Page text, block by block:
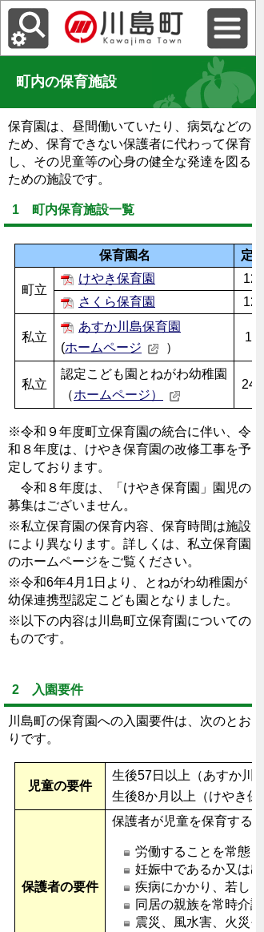
町内の保育施設
保育園は、昼間働いていたり、病気などの
ため、保育できない保護者に代わって保育
し、その児童等の心身の健全な発達を図る
ための施設です。
1 町内保育施設一覧
保育園名 定員
町立
けやき保育園
120
さくら保育園
125
私立
あすか川島保育園
(ホームページ ）
12
私立
認定こども園とねがわ幼稚園
（ホームページ）
240
※令和９年度町立保育園の統合に伴い、令
和８年度は、けやき保育園の改修工事を予
定しております。
令和８年度は、「けやき保育園」園児の
募集はございません。
※私立保育園の保育内容、保育時間は施設
により異なります。詳しくは、私立保育園
のホームページをご覧ください。
※令和6年4月1日より、とねがわ幼稚園が
幼保連携型認定こども園となりました。
※以下の内容は川島町立保育園についての
ものです。
2 入園要件
川島町の保育園への入園要件は、次のとお
りです。
児童の要件
生後57日以上（あすか川
生後8か月以上（けやき
保護者の要件
保護者が児童を保育する
労働することを常態と
妊娠中であるか又は
疾病にかかり、若し
同居の親族を常時介護
震災、風水害、火災